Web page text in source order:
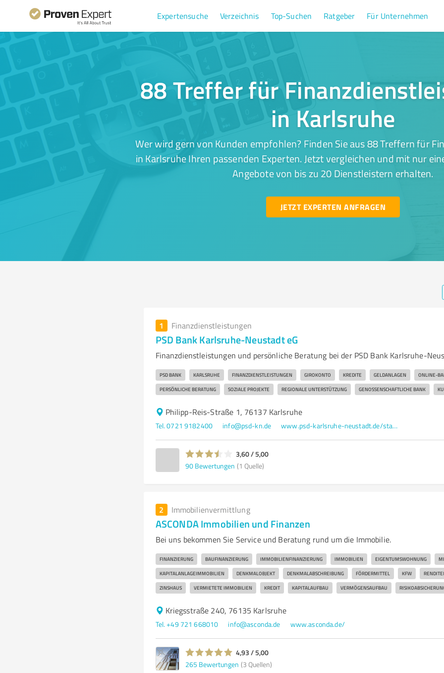
Expertensuche Verzeichnis Top-Suchen Ratgeber Für Unternehmen
88 Treffer für
in Karlsruhe
Wer wird gern von Kunden empfohlen? Finden Sie aus 88 Treffern für
in Karlsruhe Ihren passenden Experten. Jetzt vergleichen und mit nur
Angebote von bis zu 20 Dienstleistern erhalten.
JETZT EXPERTEN ANFRAGEN
1 Finanzdienstleistungen
PSD Bank Karlsruhe-Neustadt eG
Finanzdienstleistungen und persönliche Beratung bei der PSD Bank Karlsruhe-
PSD BANK KARLSRUHE FINANZDIENSTLEISTUNGEN GIROKONTO KREDITE GELDANLAGEN ONLINE-
PERSÖNLICHE BERATUNG SOZIALE PROJEKTE REGIONALE UNTERSTÜTZUNG GENOSSENSCHAFTLICHE BANK
Philipp-Reis-Straße 1, 76137 Karlsruhe
Tel. 0721 9182400 info@psd-kn.de www.psd-karlsruhe-neustadt.de/startseite.html
3,60 / 5,00
90 Bewertungen (1 Quelle)
2 Immobilienvermittlung
ASCONDA Immobilien und Finanzen
Bei uns bekommen Sie Service und Beratung rund um die Immobilie.
FINANZIERUNG BAUFINANZIERUNG IMMOBILIENFINANZIERUNG IMMOBILIEN EIGENTUMSWOHNUNG
KAPITALANLAGEIMMOBILIEN DENKMALOBJEKT DENKMALABSCHREIBUNG FÖRDERMITTEL KFW
ZINSHAUS VERMIETETE IMMOBILIEN KREDIT KAPITALAUFBAU VERMÖGENSAUFBAU
Kriegsstraße 240, 76135 Karlsruhe
Tel. +49 721 668010 info@asconda.de www.asconda.de/
4,93 / 5,00
265 Bewertungen (3 Quellen)